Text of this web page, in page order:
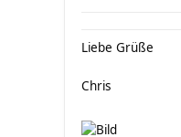
Liebe Grüße
Chris